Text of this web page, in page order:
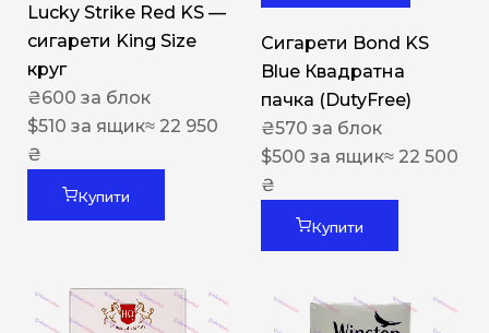
Lucky Strike Red KS —
сигарети King Size
круг
₴600 за блок
$510 за ящик≈ 22 950
₴
Купити
Сигарети Bond KS
Blue Квадратна
пачка (DutyFree)
₴570 за блок
$500 за ящик≈ 22 500
₴
Купити